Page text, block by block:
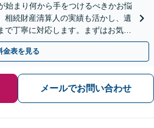
始まり何から手をつけるべきかお悩
相続財産清算人の実績も活かし、遺
丁寧に対応します。まずはお気軽
金表を見る
メールでお問い合わせ